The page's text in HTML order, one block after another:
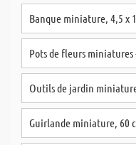
Banque miniature, 4,5 x
Pots de fleurs miniatures
Outils de jardin
Guirlande miniature, 60